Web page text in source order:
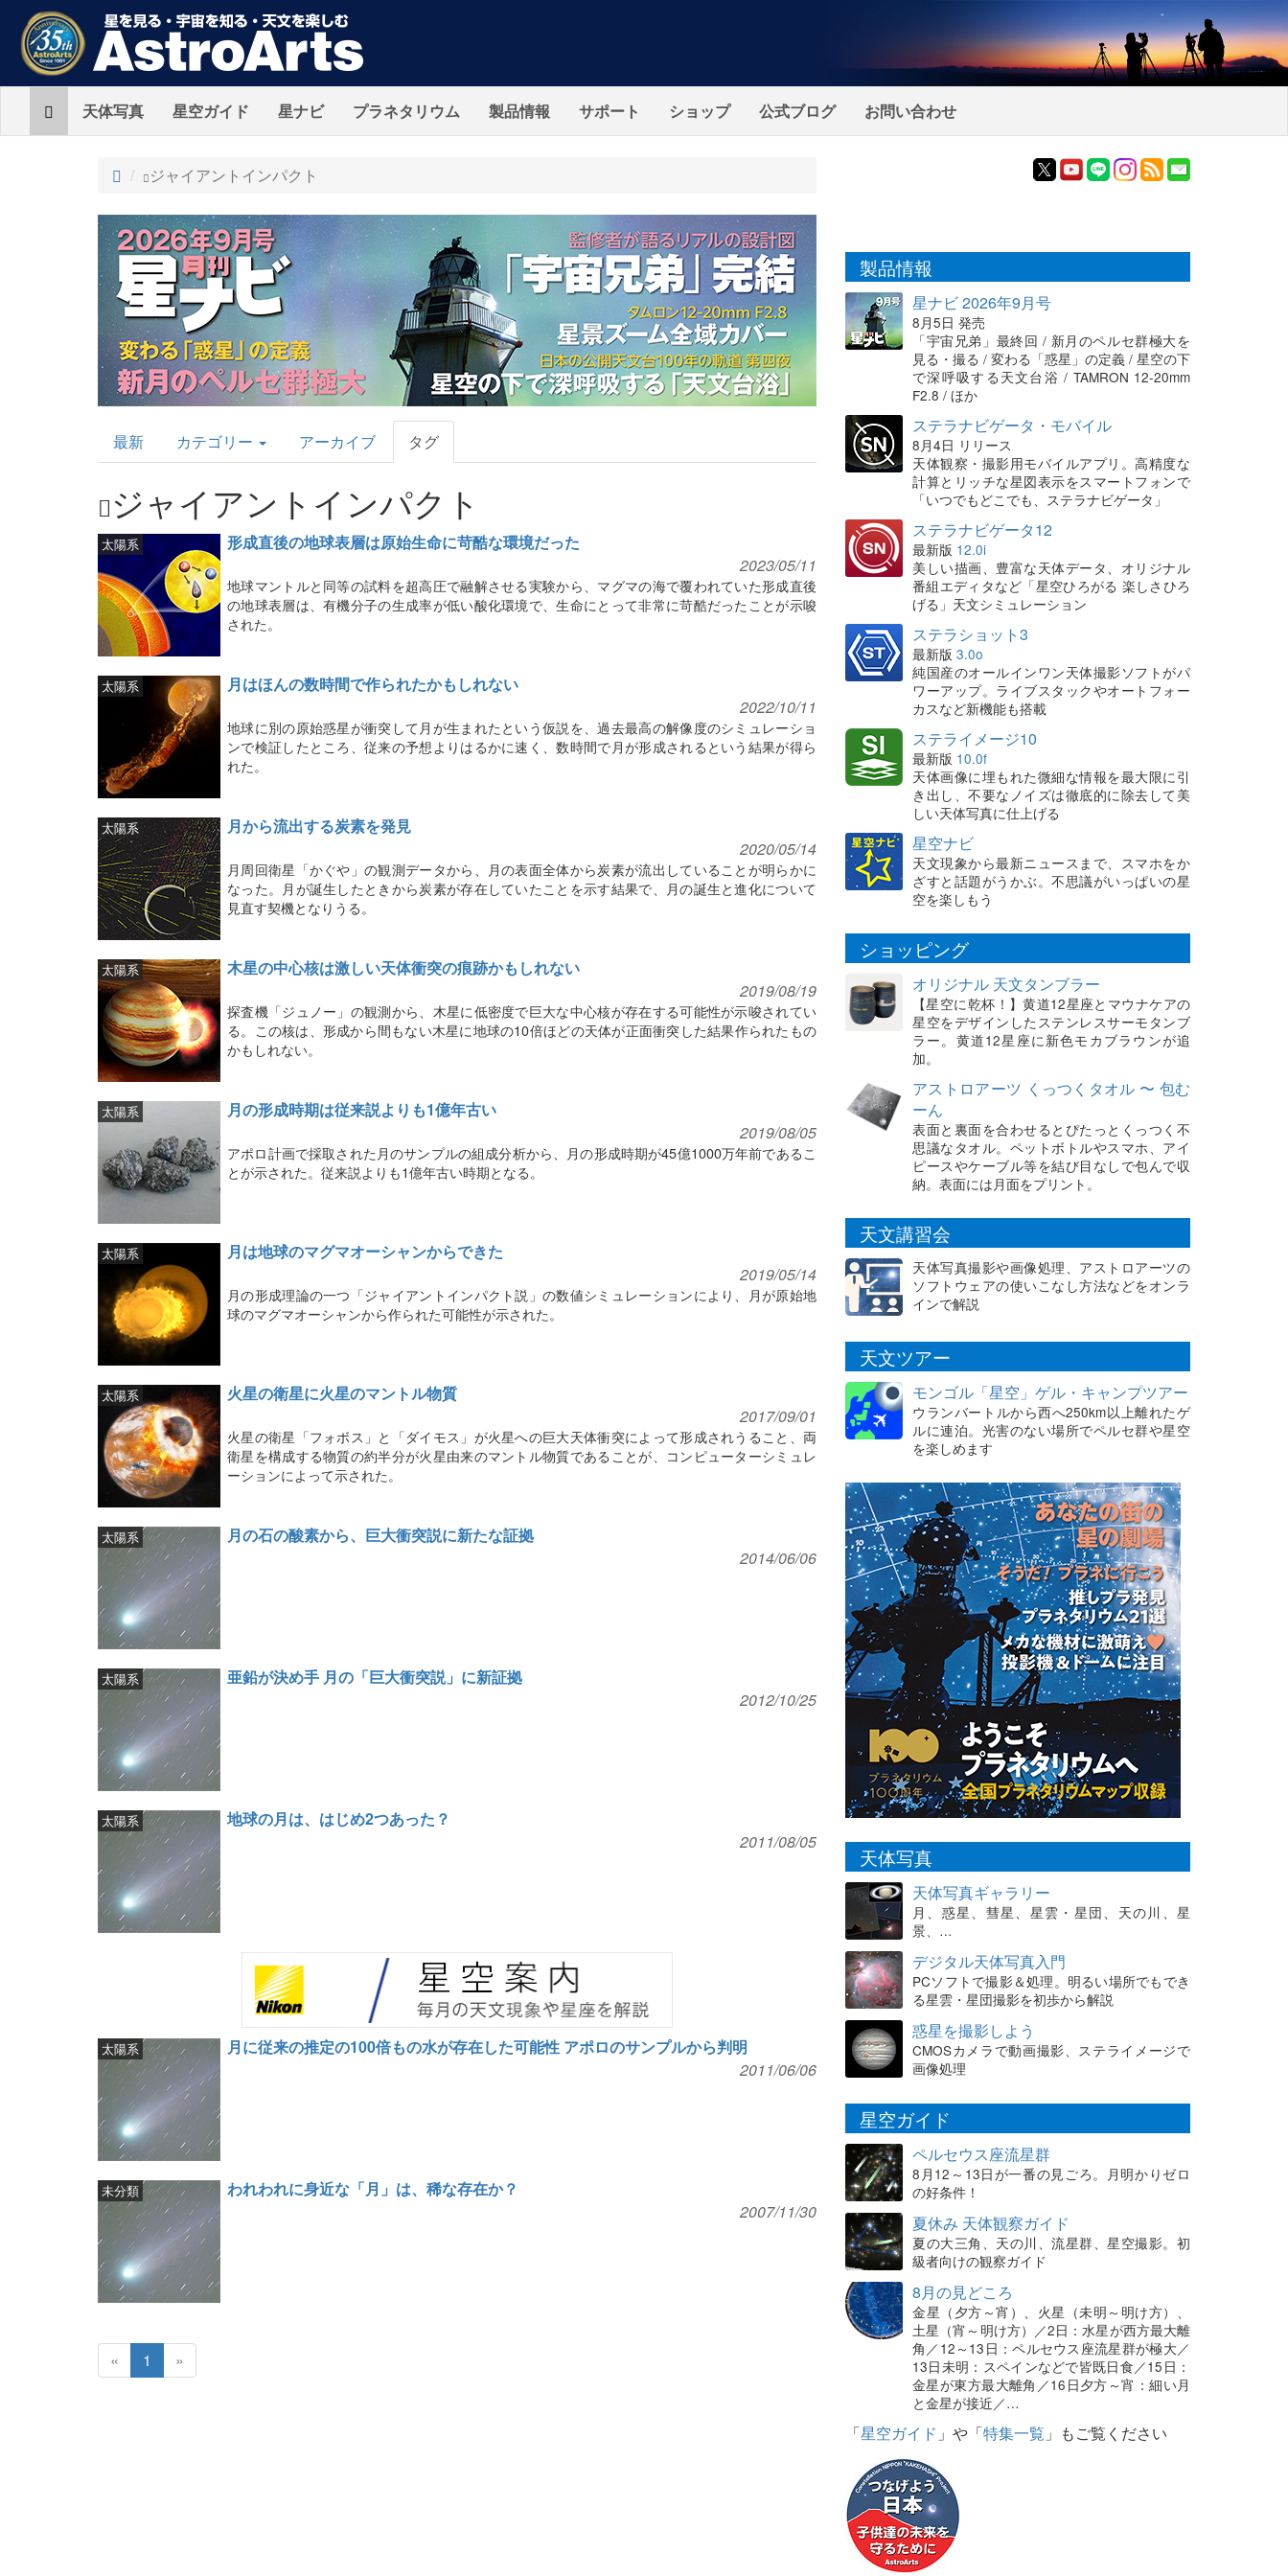
Home天体写真 星空ガイド 星ナビ プラネタリウム 製品情報 サポート ショップ 公式ブログ お問い合わせ
ト
プ
ジャイアントインパクト
AstroArts
Topics
最新 カテゴリー アーカイブ タグ
ジャイアントインパクト
形成直後の地球表層は原始生命に苛酷な環境だった
太陽系
2023/05/11
地球マントルと同等の試料を超高圧で融解させる実験から、マグマの海で覆われていた形成直後
の地球表層は、有機分子の生成率が低い酸化環境で、生命にとって非常に苛酷だったことが示唆
された。
月はほんの数時間で作られたかもしれない
太陽系
2022/10/11
地球に別の原始惑星が衝突して月が生まれたという仮説を、過去最高の解像度のシミュレーショ
ンで検証したところ、従来の予想よりはるかに速く、数時間で月が形成されるという結果が得ら
れた。
月から流出する炭素を発見
太陽系
2020/05/14
月周回衛星「かぐや」の観測データから、月の表面全体から炭素が流出していることが明らかに
なった。月が誕生したときから炭素が存在していたことを示す結果で、月の誕生と進化について
見直す契機となりうる。
木星の中心核は激しい天体衝突の痕跡かもしれない
太陽系
2019/08/19
探査機「ジュノー」の観測から、木星に低密度で巨大な中心核が存在する可能性が示唆されてい
る。この核は、形成から間もない木星に地球の10倍ほどの天体が正面衝突した結果作られたもの
かもしれない。
月の形成時期は従来説よりも1億年古い
太陽系
2019/08/05
アポロ計画で採取された月のサンプルの組成分析から、月の形成時期が45億1000万年前であるこ
とが示された。従来説よりも1億年古い時期となる。
月は地球のマグマオーシャンからできた
太陽系
2019/05/14
月の形成理論の一つ「ジャイアントインパクト説」の数値シミュレーションにより、月が原始地
球のマグマオーシャンから作られた可能性が示された。
火星の衛星に火星のマントル物質
太陽系
2017/09/01
火星の衛星「フォボス」と「ダイモス」が火星への巨大天体衝突によって形成されうること、両
衛星を構成する物質の約半分が火星由来のマントル物質であることが、コンピューターシミュレ
ーションによって示された。
月の石の酸素から、巨大衝突説に新たな証拠
太陽系
2014/06/06
亜鉛が決め手 月の「巨大衝突説」に新証拠
太陽系
2012/10/25
地球の月は、はじめ2つあった？
太陽系
2011/08/05
月に従来の推定の100倍もの水が存在した可能性 アポロのサンプルから判明
太陽系
2011/06/06
われわれに身近な「月」は、稀な存在か？
未分類
2007/11/30
« 1 »
製品情報
星ナビ 2026年9月号
8月5日 発売
「宇宙兄弟」最終回 / 新月のペルセ群極大を
見る・撮る / 変わる「惑星」の定義 / 星空の下
で深呼吸する天文台浴 / TAMRON 12-20mm
F2.8 / ほか
ステラナビゲータ・モバイル
8月4日 リリース
天体観察・撮影用モバイルアプリ。高精度な
計算とリッチな星図表示をスマートフォンで
「いつでもどこでも、ステラナビゲータ」
ステラナビゲータ12
最新版 12.0i
美しい描画、豊富な天体データ、オリジナル
番組エディタなど「星空ひろがる 楽しさひろ
げる」天文シミュレーション
ステラショット3
最新版 3.0o
純国産のオールインワン天体撮影ソフトがパ
ワーアップ。ライブスタックやオートフォー
カスなど新機能も搭載
ステライメージ10
最新版 10.0f
天体画像に埋もれた微細な情報を最大限に引
き出し、不要なノイズは徹底的に除去して美
しい天体写真に仕上げる
星空ナビ
天文現象から最新ニュースまで、スマホをか
ざすと話題がうかぶ。不思議がいっぱいの星
空を楽しもう
ショッピング
オリジナル 天文タンブラー
【星空に乾杯！】黄道12星座とマウナケアの
星空をデザインしたステンレスサーモタンブ
ラー。黄道12星座に新色モカブラウンが追
加。
アストロアーツ くっつくタオル 〜 包む
ーん
表面と裏面を合わせるとぴたっとくっつく不
思議なタオル。ペットボトルやスマホ、アイ
ピースやケーブル等を結び目なしで包んで収
納。表面には月面をプリント。
天文講習会
天体写真撮影や画像処理、アストロアーツの
ソフトウェアの使いこなし方法などをオンラ
インで解説
天文ツアー
モンゴル「星空」ゲル・キャンプツアー
ウランバートルから西へ250km以上離れたゲ
ルに連泊。光害のない場所でペルセ群や星空
を楽しめます
天体写真
天体写真ギャラリー
月、惑星、彗星、星雲・星団、天の川、星
景、…
デジタル天体写真入門
PCソフトで撮影＆処理。明るい場所でもでき
る星雲・星団撮影を初歩から解説
惑星を撮影しよう
CMOSカメラで動画撮影、ステライメージで
画像処理
星空ガイド
ペルセウス座流星群
8月12～13日が一番の見ごろ。月明かりゼロ
の好条件！
夏休み 天体観察ガイド
夏の大三角、天の川、流星群、星空撮影。初
級者向けの観察ガイド
8月の見どころ
金星（夕方～宵）、火星（未明～明け方）、
土星（宵～明け方）／2日：水星が西方最大離
角／12～13日：ペルセウス座流星群が極大／
13日未明：スペインなどで皆既日食／15日：
金星が東方最大離角／16日夕方～宵：細い月
と金星が接近／…
「星空ガイド 」や「特集一覧 」もご覧ください